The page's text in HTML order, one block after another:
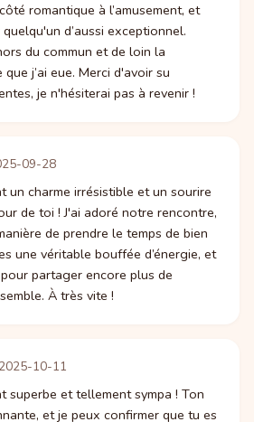
romantique à l’amusement, et
d’aussi exceptionnel.
du commun et de loin la
j’ai eue. Merci d'avoir su
je n'hésiterai pas à revenir !
09-28
un charme irrésistible et un sourire
de toi ! J'ai adoré notre rencontre,
de prendre le temps de bien
une véritable bouffée d’énergie, et
partager encore plus de
À très vite !
2025-10-11
superbe et tellement sympa ! Ton
et je peux confirmer que tu es